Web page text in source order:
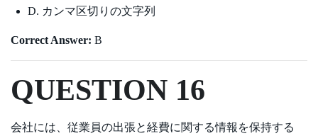
D. カンマ区切りの文字列
Correct Answer: B
QUESTION 16
会社には、従業員の出張と経費に関する情報を保持する